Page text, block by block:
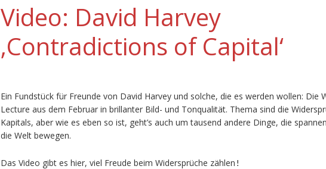
Video: David Harvey
‚Contradictions of Capital‘
Ein Fundstück für Freunde von David Harvey und solche, die es werden wollen: Die
Lecture aus dem Februar in brillanter Bild- und Tonqualität. Thema sind die
Kapitals, aber wie es eben so ist, geht’s auch um tausend andere Dinge, die
die Welt bewegen.
Das Video gibt es hier, viel Freude beim Widersprüche zählen !